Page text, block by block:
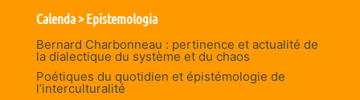
Calenda > Epistemologia
Bernard Charbonneau : pertinence et actualité de
la dialectique du système et du chaos
Poétiques du quotidien et épistémologie de
l’interculturalité